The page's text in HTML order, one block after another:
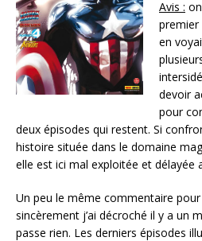
Avis :
premier
en
devoir
pour
deux épisodes qui restent. Si
histoire située dans le domaine
elle est ici mal exploitée et délayée
Un peu le même commentaire
sincèrement j’ai décroché il y a un
passe rien. Les derniers épisodes